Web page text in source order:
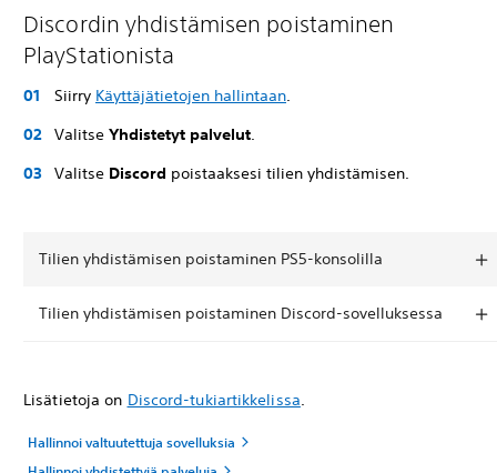
Discordin yhdistämisen poistaminen
PlayStationista
Siirry Käyttäjätietojen hallintaan.
Valitse Yhdistetyt palvelut.
Valitse Discord poistaaksesi tilien yhdistämisen.
Tilien yhdistämisen poistaminen PS5-konsolilla
Tilien yhdistämisen poistaminen Discord-sovelluksessa
Lisätietoja on Discord-tukiartikkelissa.
Hallinnoi valtuutettuja sovelluksia